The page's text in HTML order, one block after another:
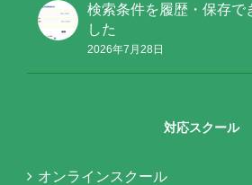
検索条件を履歴・保存で
した
2026年7月28日
対応スクール
オンラインスクール